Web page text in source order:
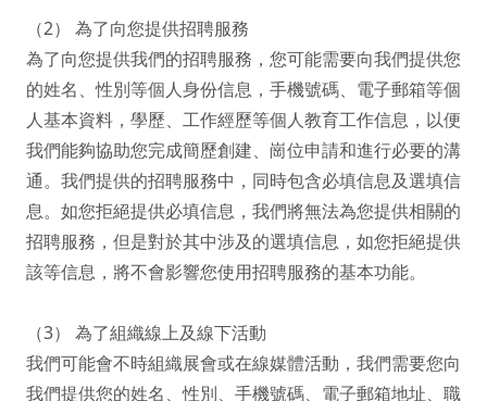
（2） 為了向您提供招聘服務
為了向您提供我們的招聘服務，您可能需要向我們提供您
的姓名、性別等個人身份信息，手機號碼、電子郵箱等個
人基本資料，學歷、工作經歷等個人教育工作信息，以便
我們能夠協助您完成簡歷創建、崗位申請和進行必要的溝
通。我們提供的招聘服務中，同時包含必填信息及選填信
息。如您拒絕提供必填信息，我們將無法為您提供相關的
招聘服務，但是對於其中涉及的選填信息，如您拒絕提供
該等信息，將不會影響您使用招聘服務的基本功能。
（3） 為了組織線上及線下活動
我們可能會不時組織展會或在線媒體活動，我們需要您向
我們提供您的姓名、性別、手機號碼、電子郵箱地址、職